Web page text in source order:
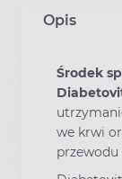
Opis
Środek
we krwi